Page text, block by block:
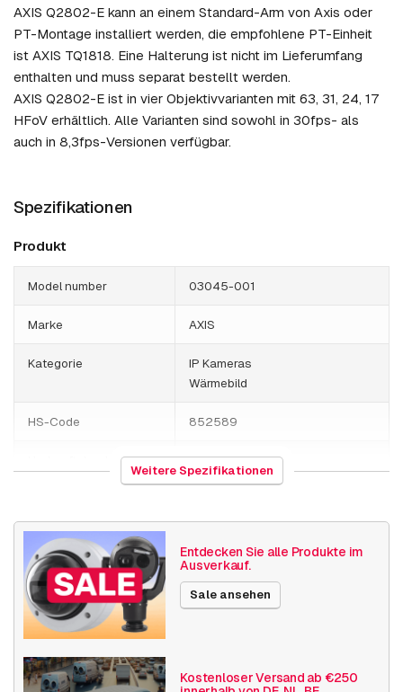
AXIS Q2802-E kann an einem Standard-Arm von Axis oder
PT-Montage installiert werden, die empfohlene PT-Einheit
ist AXIS TQ1818. Eine Halterung ist nicht im Lieferumfang
enthalten und muss separat bestellt werden.
AXIS Q2802-E ist in vier Objektivvarianten mit 63, 31, 24, 17
HFoV erhältlich. Alle Varianten sind sowohl in 30fps- als
auch in 8,3fps-Versionen verfügbar.
Spezifikationen
Produkt
Model number 03045-001
Marke AXIS
Kategorie
IP Kameras
Wärmebild
HS-Code 852589
Polen
Größe (lxbxh)
Verschiedenes
Veröffentlichungsdatum 01.05.2026
Weitere Spezifikationen
Entdecken Sie alle Produkte im
Ausverkauf.
Sale ansehen
Kostenloser Versand ab €250